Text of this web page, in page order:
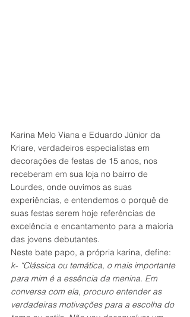
Karina Melo Viana e Eduardo Júnior da
Kriare, verdadeiros especialistas em
decorações de festas de 15 anos, nos
receberam em sua loja no bairro de
Lourdes, onde ouvimos as suas
experiências, e entendemos o porquê de
suas festas serem hoje referências de
excelência e encantamento para a maioria
das jovens debutantes.
Neste bate papo, a própria karina, define:
k- “Clássica ou temática, o mais importante
para mim é a essência da menina. Em
conversa com ela, procuro entender as
verdadeiras motivações para a escolha do